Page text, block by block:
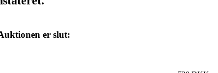
er slut: